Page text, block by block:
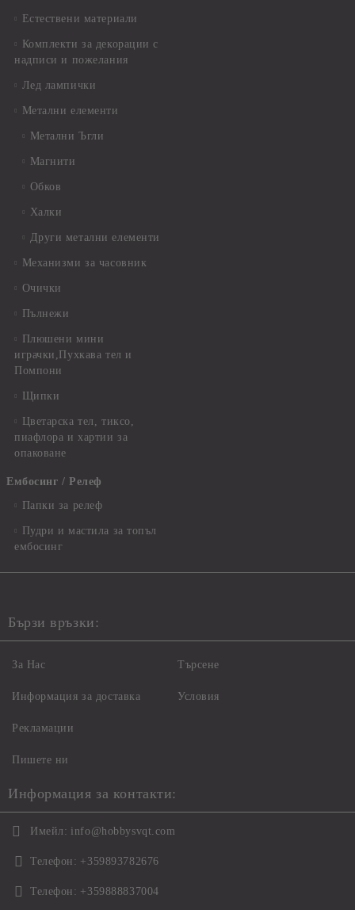
Естествени материали
Комплекти за декорации с
надписи и пожелания
Лед лампички
Метални елементи
Метални Ъгли
Магнити
Обков
Халки
Други метални елементи
Механизми за часовник
Очички
Пълнежи
Плюшени мини
играчки,Пухкава тел и
Помпони
Щипки
Цветарска тел, тиксо,
пиафлора и хартии за
опаковане
Ембосинг / Релеф
Папки за релеф
Пудри и мастила за топъл
ембосинг
Бързи връзки:
За Нас
Информация за доставка
Рекламации
Пишете ни
Търсене
Условия
Информация за контакти:
Имейл: info@hobbysvqt.com
Телефон: +359893782676
Телефон: +359888837004